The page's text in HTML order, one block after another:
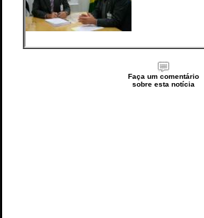
Faça um comentário
sobre esta notícia